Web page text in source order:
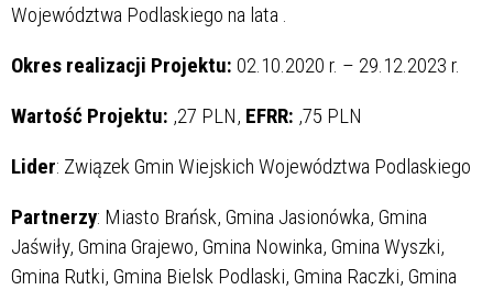
Województwa Podlaskiego na lata
Okres realizacji Projektu: 02.10.2020 r. – 29.12.2023 r.
Wartość Projektu: ,27 PLN, EFRR: ,75 PLN
Lider: Związek Gmin Wiejskich Województwa Podlaskiego
Partnerzy: Miasto Brańsk, Gmina Jasionówka, Gmina
Jaświły, Gmina Grajewo, Gmina Nowinka, Gmina Wyszki,
Gmina Rutki, Gmina Bielsk Podlaski, Gmina Raczki, Gmina